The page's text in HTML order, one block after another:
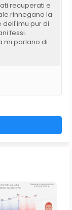
recuperati e
rinnegano la
dell'imu pur di
fessi.
mi parlano di